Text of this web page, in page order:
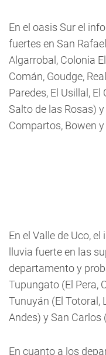
En el oasis Sur el
fuertes en San
Algarrobal, Colonia
Comán, Goudge,
Paredes, El Usillal,
Salto de las Rosas)
Compartos, Bowen
En el Valle de Uco,
lluvia fuerte en las
departamento y
Tupungato (El Pera,
Tunuyán (El Totoral,
Andes) y San Carlos
En cuanto a los